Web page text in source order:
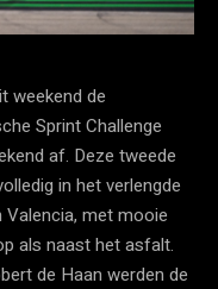
weekend de
Sprint Challenge
af. Deze tweede
in het verlengde
Valencia, met mooie
als naast het asfalt.
de Haan werden de